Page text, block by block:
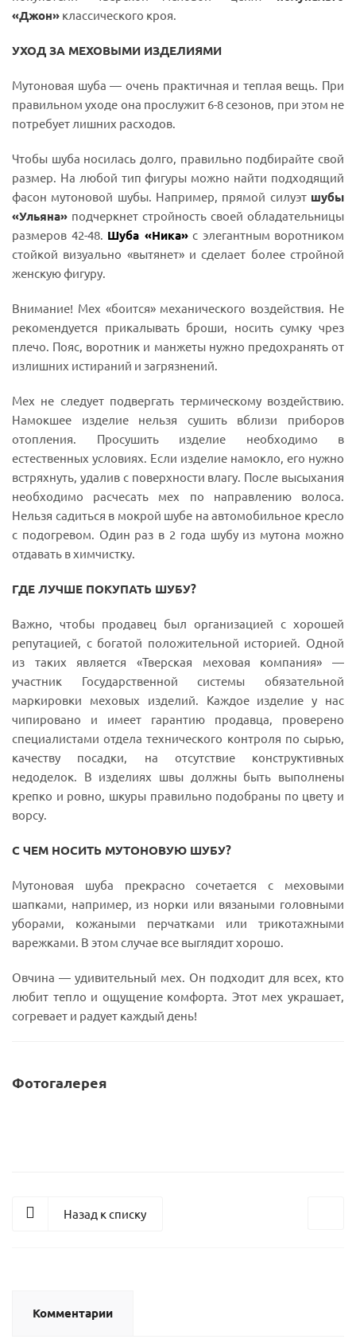
«Джон» классического кроя.
УХОД ЗА МЕХОВЫМИ ИЗДЕЛИЯМИ
Мутоновая шуба — очень практичная и теплая вещь. При
правильном уходе она прослужит 6-8 сезонов, при этом не
потребует лишних расходов.
Чтобы шуба носилась долго, правильно подбирайте свой
размер. На любой тип фигуры можно найти подходящий
фасон мутоновой шубы. Например, прямой силуэт шубы
«Ульяна» подчеркнет стройность своей обладательницы
размеров 42-48. Шуба «Ника»с элегантным воротником
стойкой визуально «вытянет» и сделает более стройной
женскую фигуру.
Внимание! Мех «боится» механического воздействия. Не
рекомендуется прикалывать броши, носить сумку чрез
плечо. Пояс, воротник и манжеты нужно предохранять от
излишних истираний и загрязнений.
Мех не следует подвергать термическому воздействию.
Намокшее изделие нельзя сушить вблизи приборов
отопления. Просушить изделие необходимо в
естественных условиях. Если изделие намокло, его нужно
встряхнуть, удалив с поверхности влагу. После высыхания
необходимо расчесать мех по направлению волоса.
Нельзя садиться в мокрой шубе на автомобильное кресло
с подогревом. Один раз в 2 года шубу из мутона можно
отдавать в химчистку.
ГДЕ ЛУЧШЕ ПОКУПАТЬ ШУБУ?
Важно, чтобы продавец был организацией с хорошей
репутацией, с богатой положительной историей. Одной
из таких является «Тверская меховая компания» —
участник Государственной системы обязательной
маркировки меховых изделий. Каждое изделие у нас
чипировано и имеет гарантию продавца, проверено
специалистами отдела технического контроля по сырью,
качеству посадки, на отсутствие конструктивных
недоделок. В изделиях швы должны быть выполнены
крепко и ровно, шкуры правильно подобраны по цвету и
ворсу.
С ЧЕМ НОСИТЬ МУТОНОВУЮ ШУБУ?
Мутоновая шуба прекрасно сочетается с меховыми
шапками, например, из норки или вязаными головными
уборами, кожаными перчатками или трикотажными
варежками. В этом случае все выглядит хорошо.
Овчина — удивительный мех. Он подходит для всех, кто
любит тепло и ощущение комфорта. Этот мех украшает,
согревает и радует каждый день!
Фотогалерея
Назад к списку
Комментарии